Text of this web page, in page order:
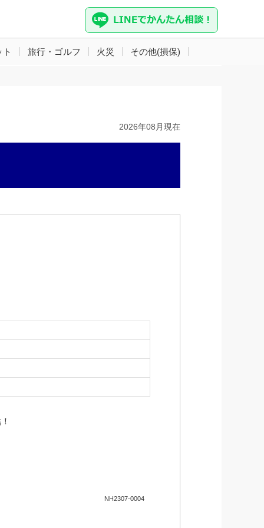
ト 旅行・ゴルフ 火災 その他(損保)
2026年08月現在
NH2307-0004